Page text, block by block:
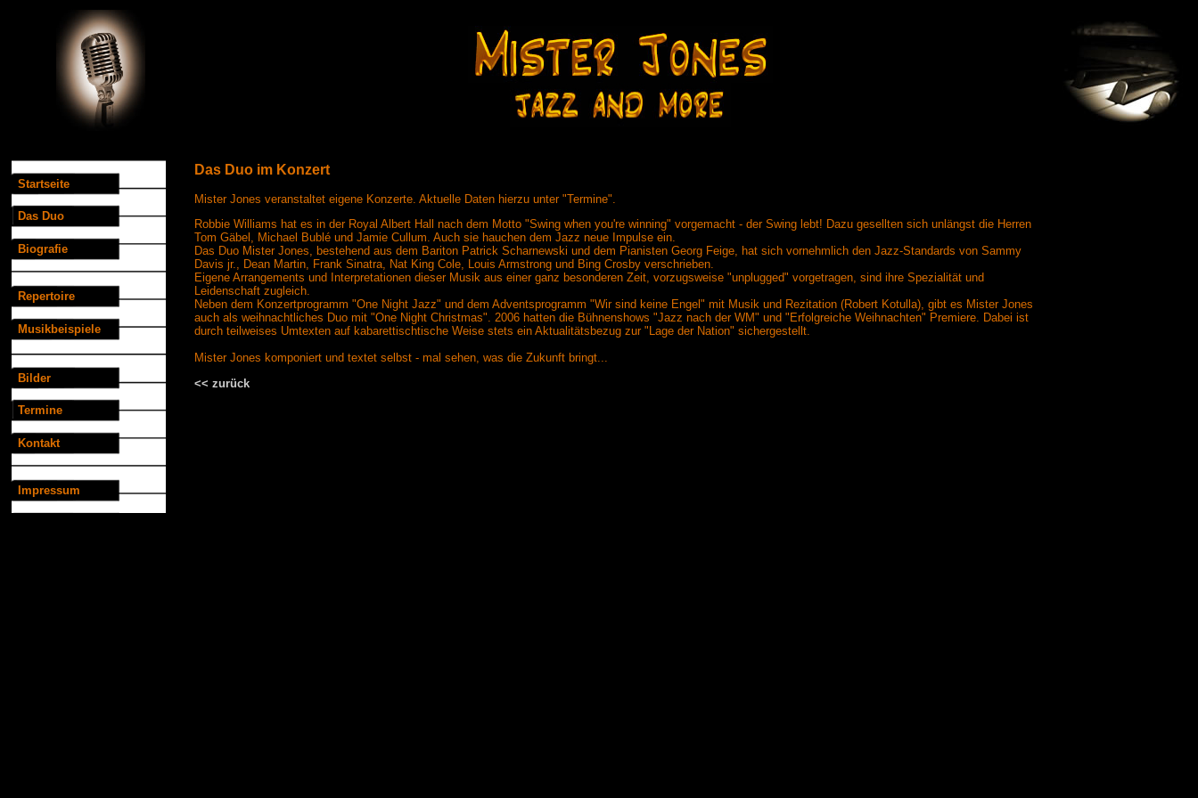
Startseite
Das Duo
Biografie
Repertoire
Musikbeispiele
Bilder
Termine
Kontakt
Impressum
Das Duo im Konzert
Mister Jones veranstaltet eigene Konzerte. Aktuelle Daten hierzu unter "Termine".
Robbie Williams hat es in der Royal Albert Hall nach dem Motto "Swing when you're winning" vorgemacht - der Swing lebt! Dazu gesellten sich unlängst die Herren
Tom Gäbel, Michael Bublé und Jamie Cullum. Auch sie hauchen dem Jazz neue Impulse ein.
Das Duo Mister Jones, bestehend aus dem Bariton Patrick Scharnewski und dem Pianisten Georg Feige, hat sich vornehmlich den Jazz-Standards von Sammy
Davis jr., Dean Martin, Frank Sinatra, Nat King Cole, Louis Armstrong und Bing Crosby verschrieben.
Eigene Arrangements und Interpretationen dieser Musik aus einer ganz besonderen Zeit, vorzugsweise "unplugged" vorgetragen, sind ihre Spezialität und
Leidenschaft zugleich.
Neben dem Konzertprogramm "One Night Jazz" und dem Adventsprogramm "Wir sind keine Engel" mit Musik und Rezitation (Robert Kotulla), gibt es Mister Jones
auch als weihnachtliches Duo mit "One Night Christmas". 2006 hatten die Bühnenshows "Jazz nach der WM" und "Erfolgreiche Weihnachten" Premiere. Dabei ist
durch teilweises Umtexten auf kabarettischtische Weise stets ein Aktualitätsbezug zur "Lage der Nation" sichergestellt.
Mister Jones komponiert und textet selbst - mal sehen, was die Zukunft bringt...
<< zurück